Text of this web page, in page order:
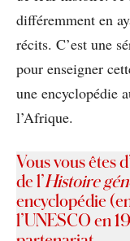
différemment en
récits. C’est une
pour enseigner
une encyclopédie
l’Afrique.
Vous vous êtes
de l’Histoire
encyclopédie
l’UNESCO en